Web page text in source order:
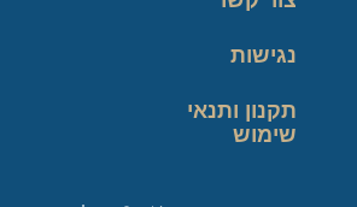
נגישות
תקנון ותנאי
שימוש